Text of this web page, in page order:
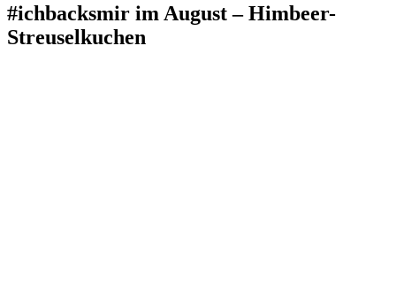
#ichbacksmir im August – Himbeer-
Streuselkuchen